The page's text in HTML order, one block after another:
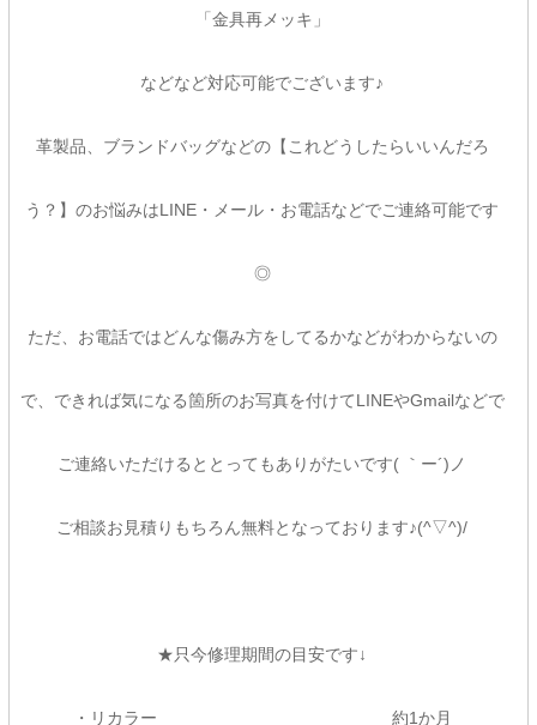
「金具再メッキ」
などなど対応可能でございます♪
革製品、ブランドバッグなどの【これどうしたらいいんだろ
う？】のお悩みはLINE・メール・お電話などでご連絡可能です
◎
ただ、お電話ではどんな傷み方をしてるかなどがわからないの
で、できれば気になる箇所のお写真を付けてLINEやGmailなどで
ご連絡いただけるととってもありがたいです( ｀ー´)ノ
ご相談お見積りもちろん無料となっております♪(^▽^)/
★只今修理期間の目安です↓
・リカラー 約1か月